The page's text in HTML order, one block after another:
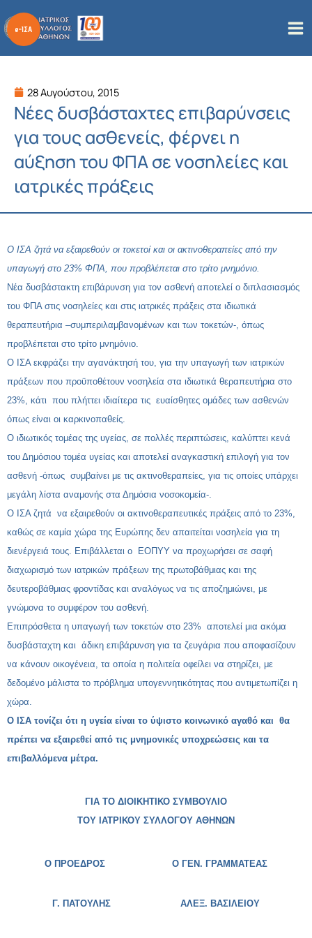
στο
περιεχόμενο
28 Αυγούστου, 2015
Νέες δυσβάσταχτες επιβαρύνσεις
για τους ασθενείς, φέρνει η
αύξηση του ΦΠΑ σε νοσηλείες και
ιατρικές πράξεις
Ο ΙΣΑ ζητά να εξαιρεθούν οι τοκετοί και οι ακτινοθεραπείες από την
υπαγωγή στο 23% ΦΠΑ, που προβλέπεται στο τρίτο μνημόνιο.
Νέα δυσβάστακτη επιβάρυνση για τον ασθενή αποτελεί ο διπλασιασμός
του ΦΠΑ στις νοσηλείες και στις ιατρικές πράξεις στα ιδιωτικά
θεραπευτήρια –συμπεριλαμβανομένων και των τοκετών-, όπως
προβλέπεται στο τρίτο μνημόνιο.
Ο ΙΣΑ εκφράζει την αγανάκτησή του, για την υπαγωγή των ιατρικών
πράξεων που προϋποθέτουν νοσηλεία στα ιδιωτικά θεραπευτήρια στο
23%, κάτι που πλήττει ιδιαίτερα τις ευαίσθητες ομάδες των ασθενών
όπως είναι οι καρκινοπαθείς.
Ο ιδιωτικός τομέας της υγείας, σε πολλές περιπτώσεις, καλύπτει κενά
του Δημόσιου τομέα υγείας και αποτελεί αναγκαστική επιλογή για τον
ασθενή -όπως συμβαίνει με τις ακτινοθεραπείες, για τις οποίες υπάρχει
μεγάλη λίστα αναμονής στα Δημόσια νοσοκομεία-.
Ο ΙΣΑ ζητά να εξαιρεθούν οι ακτινοθεραπευτικές πράξεις από το 23%,
καθώς σε καμία χώρα της Ευρώπης δεν απαιτείται νοσηλεία για τη
διενέργειά τους. Επιβάλλεται ο ΕΟΠΥΥ να προχωρήσει σε σαφή
διαχωρισμό των ιατρικών πράξεων της πρωτοβάθμιας και της
δευτεροβάθμιας φροντίδας και αναλόγως να τις αποζημιώνει, με
γνώμονα το συμφέρον του ασθενή.
Επιπρόσθετα η υπαγωγή των τοκετών στο 23% αποτελεί μια ακόμα
δυσβάσταχτη και άδικη επιβάρυνση για τα ζευγάρια που αποφασίζουν
να κάνουν οικογένεια, τα οποία η πολιτεία οφείλει να στηρίζει, με
δεδομένο μάλιστα το πρόβλημα υπογεννητικότητας που αντιμετωπίζει η
χώρα.
Ο ΙΣΑ τονίζει ότι η υγεία είναι το ύψιστο κοινωνικό αγαθό και θα
πρέπει να εξαιρεθεί από τις μνημονικές υποχρεώσεις και τα
επιβαλλόμενα μέτρα.
ΓΙΑ ΤΟ ΔΙΟΙΚΗΤΙΚΟ ΣΥΜΒΟΥΛΙΟ
ΤΟΥ ΙΑΤΡΙΚΟΥ ΣΥΛΛΟΓΟΥ ΑΘΗΝΩΝ
Ο ΠΡΟΕΔΡΟΣ Ο ΓΕΝ. ΓΡΑΜΜΑΤΕΑΣ
Γ. ΠΑΤΟΥΛΗΣ ΑΛΕΞ. ΒΑΣΙΛΕΙΟΥ